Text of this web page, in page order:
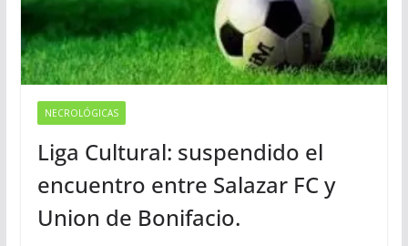
NECROLÓGICAS
Liga Cultural: suspendido el
encuentro entre Salazar FC y
Union de Bonifacio.